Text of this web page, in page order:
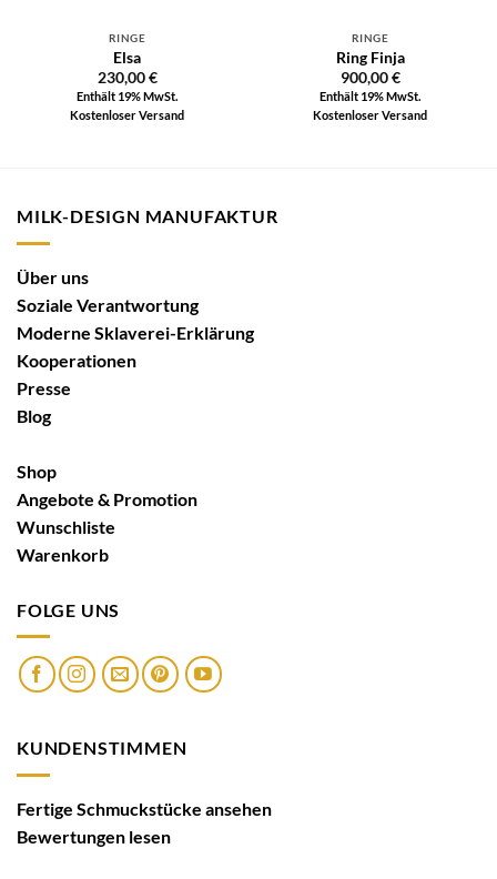
RINGE
Elsa
230,00€
Enthält 19% MwSt.
Kostenloser Versand
RINGE
Ring Finja
900,00€
Enthält 19% MwSt.
Kostenloser Versand
MILK-DESIGN MANUFAKTUR
Über uns
Soziale Verantwortung
Moderne Sklaverei-Erklärung
Kooperationen
Presse
Blog
Shop
Angebote & Promotion
Wunschliste
Warenkorb
FOLGE UNS
KUNDENSTIMMEN
Fertige Schmuckstücke ansehen
Bewertungen lesen